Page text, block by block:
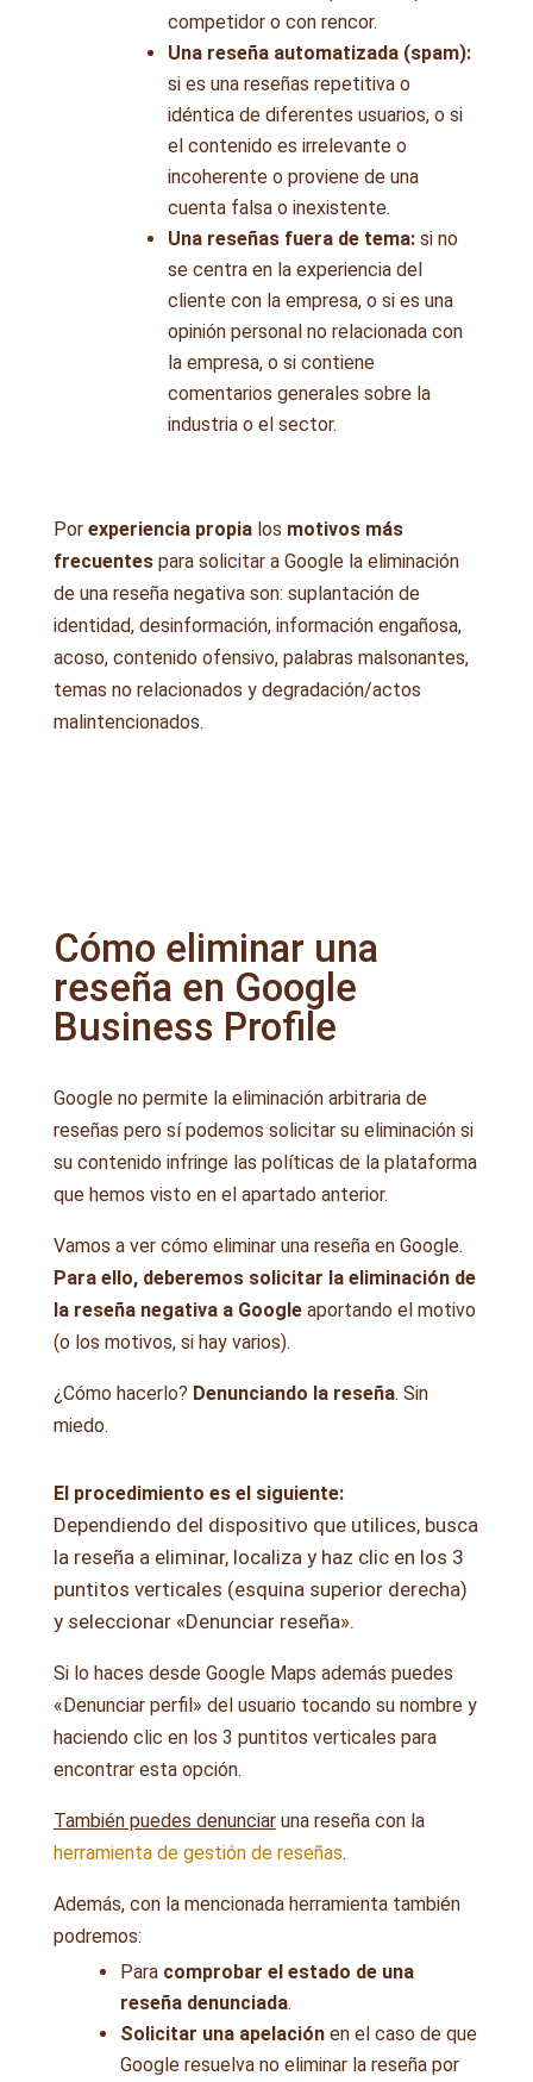
competidor o con rencor.
Una reseña automatizada (spam):
si es una reseñas repetitiva o
idéntica de diferentes usuarios, o si
el contenido es irrelevante o
incoherente o proviene de una
cuenta falsa o inexistente.
Una reseñas fuera de tema:si no
se centra en la experiencia del
cliente con la empresa, o si es una
opinión personal no relacionada con
la empresa, o si contiene
comentarios generales sobre la
industria o el sector.
Por experiencia propialos motivos más
frecuentespara solicitar a Google la eliminación
de una reseña negativa son: suplantación de
identidad, desinformación, información engañosa,
acoso, contenido ofensivo, palabras malsonantes,
temas no relacionados y degradación/actos
malintencionados.
Cómo eliminar una
reseña en Google
Business Profile
Google no permite la eliminación arbitraria de
reseñas pero sí podemos solicitar su eliminación si
su contenido infringe las políticas de la plataforma
que hemos visto en el apartado anterior.
Vamos a ver cómo eliminar una reseña en Google.
Para ello, deberemos solicitar la eliminación de
la reseña negativa a Google aportando el motivo
(o los motivos, si hay varios).
¿Cómo hacerlo? Denunciando la reseña. Sin
miedo.
El procedimiento es el siguiente:
Dependiendo del dispositivo que utilices, busca
la reseña a eliminar, localiza y haz clic en los 3
puntitos verticales (esquina superior derecha)
y seleccionar «Denunciar reseña».
Si lo haces desde Google Maps además puedes
«Denunciar perfil» del usuario tocando su nombre y
haciendo clic en los 3 puntitos verticales para
encontrar esta opción.
También puedes denunciaruna reseña con la
herramienta de gestión de reseñas.
Además, con la mencionada herramienta también
podremos:
Para comprobar el estado de una
reseña denunciada.
Solicitar una apelaciónen el caso de que
Google resuelva no eliminar la reseña por